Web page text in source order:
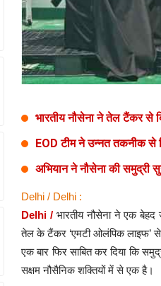
भारतीय नौसेना ने तेल टैंकर से
EOD टीम ने उन्नत तकनीक से
अभियान ने नौसेना की समुद्री
Delhi / Delhi :
Delhi / भारतीय नौसेना ने एक
तेल के टैंकर ‘एमटी ओलंपिक लाइफ’ से
एक बार फिर साबित कर दिया कि
सक्षम नौसैनिक शक्तियों में से एक है।